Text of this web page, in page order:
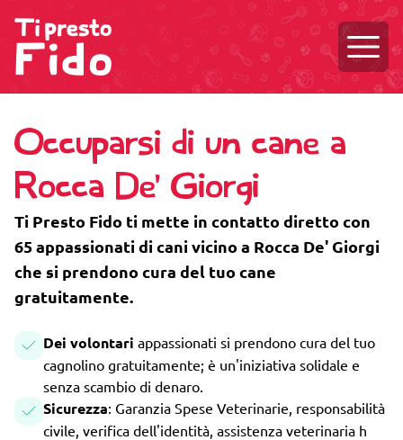
Occuparsi di un cane a
Rocca De' Giorgi
Ti Presto Fido ti mette in contatto diretto con
65 appassionati di cani vicino a Rocca De' Giorgi
che si prendono cura del tuo cane
gratuitamente.
Dei volontari appassionati si prendono cura del tuo
cagnolino gratuitamente; è un'iniziativa solidale e
senza scambio di denaro.
Sicurezza: Garanzia Spese Veterinarie, responsabilità
civile, verifica dell'identità, assistenza veterinaria h